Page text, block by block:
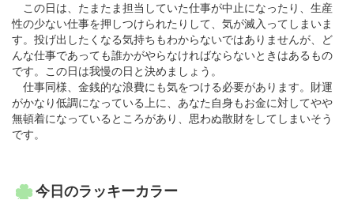
この日は、たまたま担当していた仕事が中止になったり、生産
性の少ない仕事を押しつけられたりして、気が滅入ってしまいま
す。投げ出したくなる気持ちもわからないではありませんが、ど
んな仕事であっても誰かがやらなければならないときはあるもの
です。この日は我慢の日と決めましょう。
仕事同様、金銭的な浪費にも気をつける必要があります。財運
がかなり低調になっている上に、あなた自身もお金に対してやや
無頓着になっているところがあり、思わぬ散財をしてしまいそう
です。
今日のラッキーカラー